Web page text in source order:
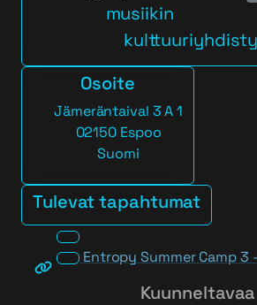
musiikin
Osoite
Jämeräntaival 3 A 1
02150 Espoo
Suomi
Tulevat tapahtumat
Entropy Summer Camp 3
Kuunneltavaa